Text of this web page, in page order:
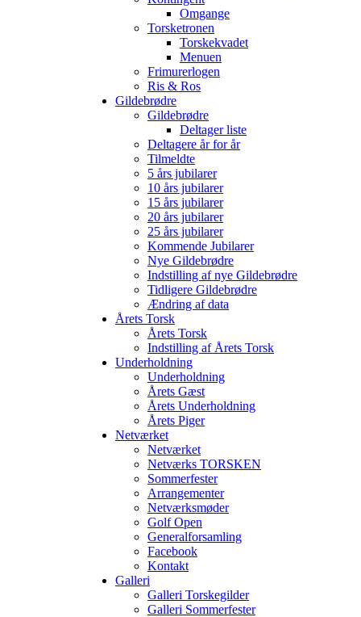
Omgange
Torsketronen
Torskekvadet
Menuen
Frimurerlogen
Ris & Ros
Gildebrødre
Gildebrødre
Deltager liste
Deltagere år for år
Tilmeldte
5 års jubilarer
10 års jubilarer
15 års jubilarer
20 års jubilarer
25 års jubilarer
Kommende Jubilarer
Nye Gildebrødre
Indstilling af nye Gildebrødre
Tidligere Gildebrødre
Ændring af data
Årets Torsk
Årets Torsk
Indstilling af Årets Torsk
Underholdning
Underholdning
Årets Gæst
Årets Underholdning
Årets Piger
Netværket
Netværket
Netværks TORSKEN
Sommerfester
Arrangementer
Netværksmøder
Golf Open
Generalforsamling
Facebook
Kontakt
Galleri
Galleri Torskegilder
Galleri Sommerfester